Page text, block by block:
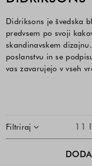
Didriksons je švedska
predvsem po svoji
skandinavskem
poslanstvu in se
vas zavarujejo v vseh
11
Filtriraj